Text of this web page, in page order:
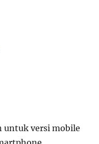
untuk versi mobile